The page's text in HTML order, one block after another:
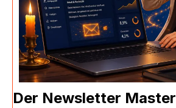
Der Newsletter Master